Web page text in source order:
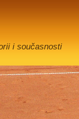
i současnosti